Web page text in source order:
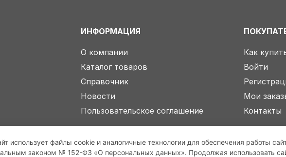
использует файлы cookie и аналогичные технологии для обеспечения работы
законом № 152-ФЗ «О персональных данных». Продолжая использовать
ИНФОРМАЦИЯ
О компании
Каталог товаров
Справочник
Новости
Пользовательское соглашение
Как
Войти
Мои
Контакты